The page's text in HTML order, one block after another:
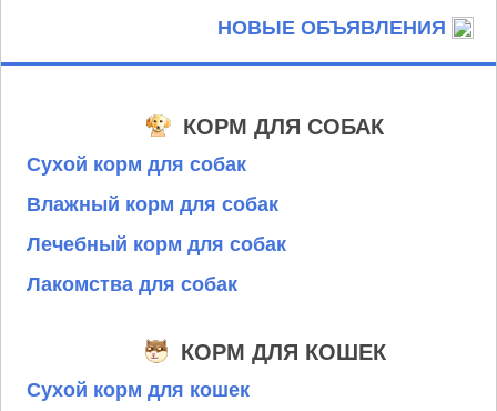
НОВЫЕ ОБЪЯВЛЕНИЯ
КОРМ ДЛЯ СОБАК
Сухой корм для собак
Влажный корм для собак
Лечебный корм для собак
Лакомства для собак
КОРМ ДЛЯ КОШЕК
Сухой корм для кошек